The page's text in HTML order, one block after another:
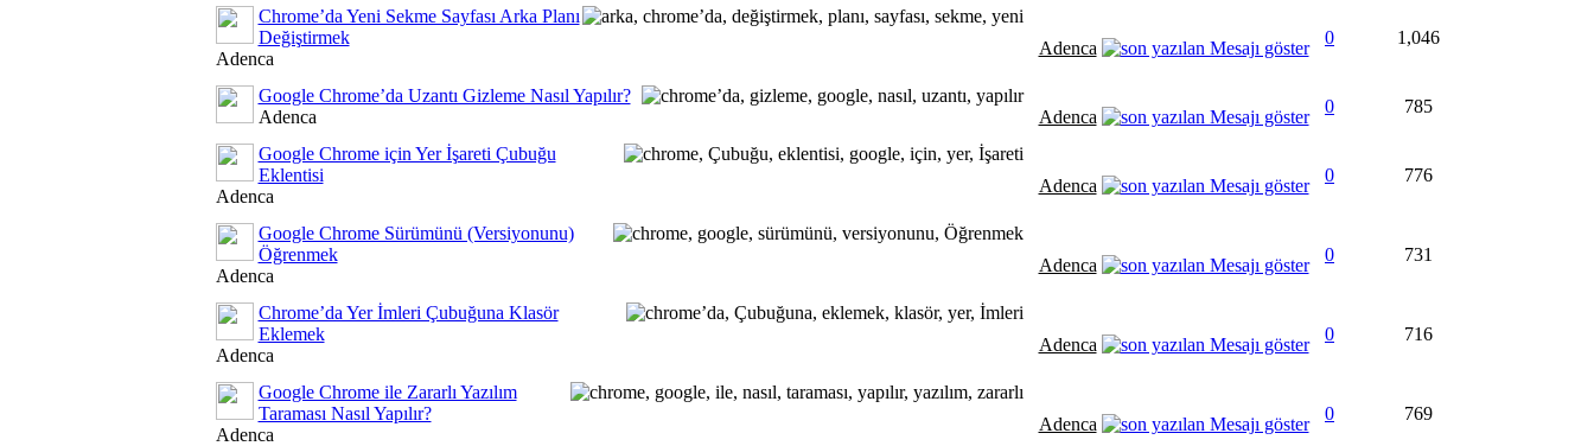
Chrome’da Yeni Sekme Sayfası Arka Planı
Değiştirmek
Adenca
Adenca
0 1,046
Google Chrome’da Uzantı Gizleme Nasıl Yapılır?
Adenca
Adenca
0 785
Google Chrome için Yer İşareti Çubuğu
Eklentisi
Adenca
Adenca
0 776
Google Chrome Sürümünü (Versiyonunu)
Öğrenmek
Adenca
Adenca
0 731
Chrome’da Yer İmleri Çubuğuna Klasör
Eklemek
Adenca
Adenca
0 716
Google Chrome ile Zararlı Yazılım
Taraması Nasıl Yapılır?
Adenca
Adenca
0 769